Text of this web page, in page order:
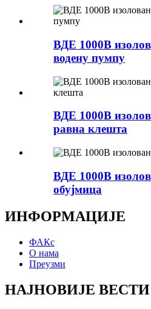
ВДЕ 1000В
водену пумпу
ВДЕ 1000В
равна клешта
ВДЕ 1000В
обујмица
ИНФОРМАЦИЈЕ
ФАКс
О нама
Преузми
НАЈНОВИЈЕ ВЕСТИ